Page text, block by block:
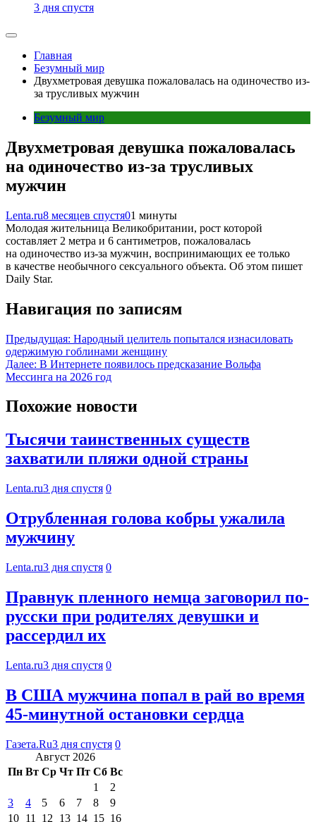
3 дня спустя
Главная
Безумный мир
Двухметровая девушка пожаловалась на одиночество из-
за трусливых мужчин
Безумный мир
Двухметровая девушка пожаловалась
на одиночество из-за трусливых
мужчин
Lenta.ru8 месяцев спустя01 минуты
Молодая жительница Великобритании, рост которой
составляет 2 метра и 6 сантиметров, пожаловалась
на одиночество из-за мужчин, воспринимающих ее только
в качестве необычного сексуального объекта. Об этом пишет
Daily Star.
Навигация по записям
Предыдущая: Народный целитель попытался изнасиловать
одержимую гоблинами женщину
Далее: В Интернете появилось предсказание Вольфа
Мессинга на 2026 год
Похожие новости
Тысячи таинственных существ
захватили пляжи одной страны
Lenta.ru3 дня спустя 0
Отрубленная голова кобры ужалила
мужчину
Lenta.ru3 дня спустя 0
Правнук пленного немца заговорил по-
русски при родителях девушки и
рассердил их
Lenta.ru3 дня спустя 0
В США мужчина попал в рай во время
45-минутной остановки сердца
Газета.Ru3 дня спустя 0
Август 2026
Пн Вт Ср Чт Пт Сб Вс
1
2
3
4 5 6 7 8
9
10 11 12 13 14 15 16